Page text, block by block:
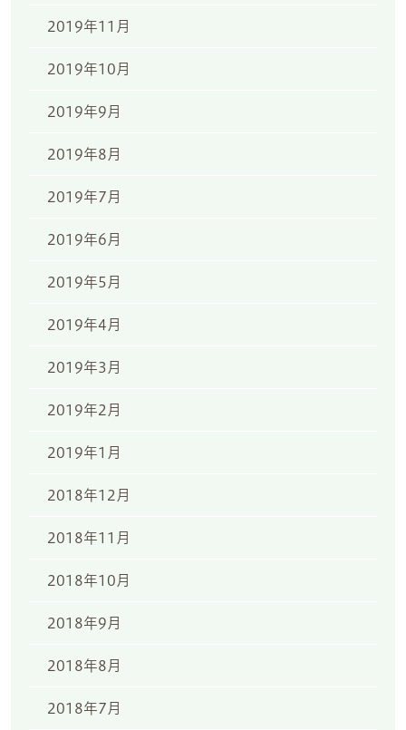
2019年11月
2019年10月
2019年9月
2019年8月
2019年7月
2019年6月
2019年5月
2019年4月
2019年3月
2019年2月
2019年1月
2018年12月
2018年11月
2018年10月
2018年9月
2018年8月
2018年7月